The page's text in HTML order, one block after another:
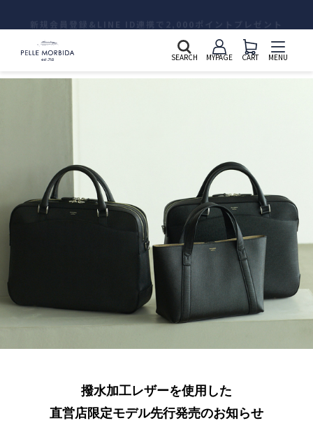
SEARCH MYPAGE CART MENU
撥水加工レザーを使用した
直営店限定モデル先行発売のお知らせ